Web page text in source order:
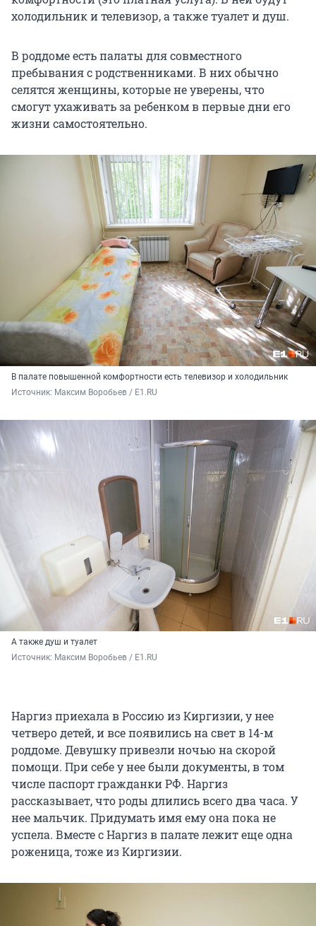
холодильник и телевизор, а также туалет и душ.
В роддоме есть палаты для совместного
пребывания с родственниками. В них обычно
селятся женщины, которые не уверены, что
смогут ухаживать за ребенком в первые дни его
жизни самостоятельно.
В палате повышенной комфортности есть телевизор и холодильник
Источник: Максим Воробьев / E1.RU
А также душ и туалет
Источник: Максим Воробьев / E1.RU
Наргиз приехала в Россию из Киргизии, у нее
четверо детей, и все появились на свет в 14-м
роддоме. Девушку привезли ночью на скорой
помощи. При себе у нее были документы, в том
числе паспорт гражданки РФ. Наргиз
рассказывает, что роды длились всего два часа. У
нее мальчик. Придумать имя ему она пока не
успела. Вместе с Наргиз в палате лежит еще одна
роженица, тоже из Киргизии.